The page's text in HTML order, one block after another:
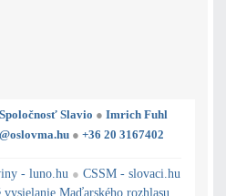
Slavio ● Imrich Fuhl
● +36 20 3167402
- luno.hu ● CSSM - slovaci.hu
vysielanie Maďarského rozhlasu